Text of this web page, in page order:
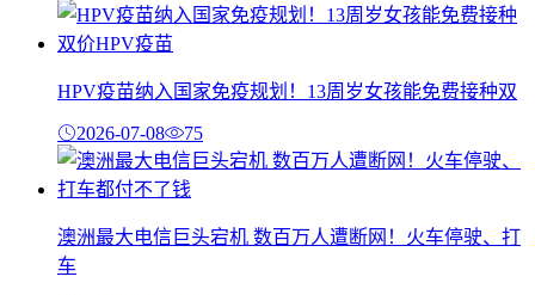
HPV疫苗纳入国家免疫规划！13周岁女孩能免费接种双
2026-07-08 75
澳洲最大电信巨头宕机 数百万人遭断网！火车停驶、打
车